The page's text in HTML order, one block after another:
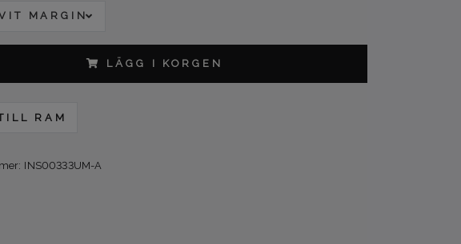
MARGINAL
LÄGG I KORGEN
RAM
INS00333UM-A